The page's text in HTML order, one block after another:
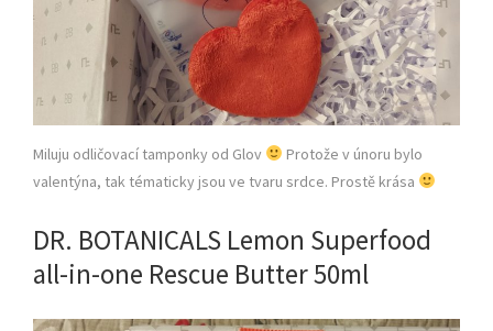
Miluju odličovací tamponky od Glov
Protože v únoru bylo
valentýna, tak tématicky jsou ve tvaru srdce. Prostě krása
DR. BOTANICALS Lemon Superfood
all-in-one Rescue Butter 50ml